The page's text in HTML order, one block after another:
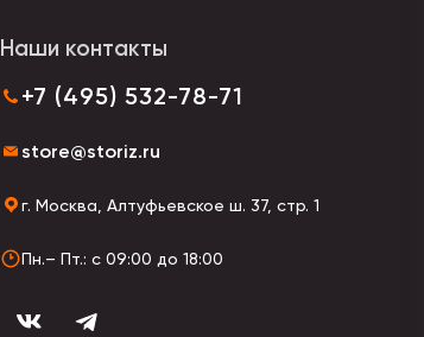
Наши контакты
+7 (495) 532-78-71
store@storiz.ru
г. Москва, Алтуфьевское ш. 37, стр. 1
Пн.– Пт.: с 09:00 до 18:00